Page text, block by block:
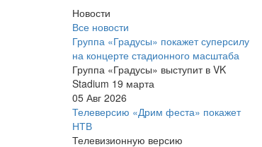
Новости
Все новости
Группа «Градусы» покажет суперсилу
на концерте стадионного масштаба
Группа «Градусы» выступит в VK
Stadium 19 марта
05 Авг 2026
Телеверсию «Дрим феста» покажет
НТВ
Телевизионную версию